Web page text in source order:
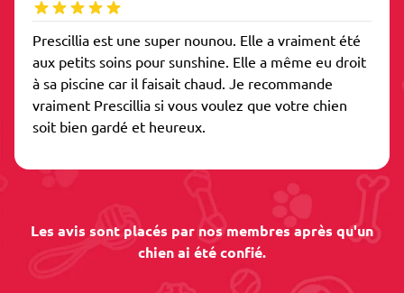
Prescillia est une super nounou. Elle a vraiment été
aux petits soins pour sunshine. Elle a même eu droit
à sa piscine car il faisait chaud. Je recommande
vraiment Prescillia si vous voulez que votre chien
soit bien gardé et heureux.
Les avis sont placés par nos membres après qu'un
chien ai été confié.